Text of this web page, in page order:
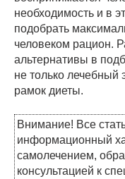
необходимость и в
подобрать
человеком рацион.
альтернативы в
не только
рамок диеты.
Внимание! Все
информационный
самолечением,
консультацией к